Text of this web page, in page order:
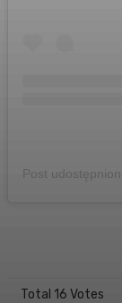
Total 16 Votes